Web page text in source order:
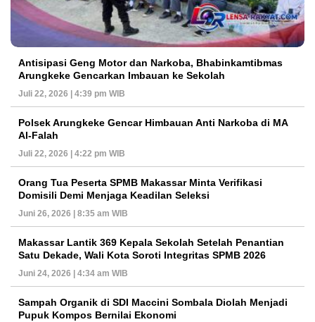
Antisipasi Geng Motor dan Narkoba, Bhabinkamtibmas
Arungkeke Gencarkan Imbauan ke Sekolah
Juli 22, 2026 | 4:39 pm WIB
Polsek Arungkeke Gencar Himbauan Anti Narkoba di MA
Al-Falah
Juli 22, 2026 | 4:22 pm WIB
Orang Tua Peserta SPMB Makassar Minta Verifikasi
Domisili Demi Menjaga Keadilan Seleksi
Juni 26, 2026 | 8:35 am WIB
Makassar Lantik 369 Kepala Sekolah Setelah Penantian
Satu Dekade, Wali Kota Soroti Integritas SPMB 2026
Juni 24, 2026 | 4:34 am WIB
Sampah Organik di SDI Maccini Sombala Diolah Menjadi
Pupuk Kompos Bernilai Ekonomi